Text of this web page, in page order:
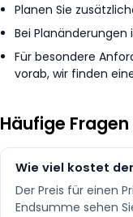
Planen Sie
Bei
Für besondere
vorab, wir finden
Häufige
Wie viel kostet
Der Preis für einen
Endsumme sehen